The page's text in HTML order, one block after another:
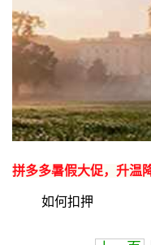
拼多多暑假大促，升温
如何扣押